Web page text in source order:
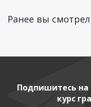
Ранее вы
Подпишитесь на
курс